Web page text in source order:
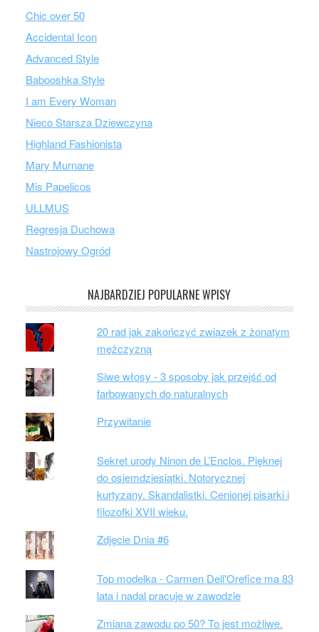
Chic over 50
Accidental Icon
Advanced Style
Babooshka Style
I am Every Woman
Nieco Starsza Dziewczyna
Highland Fashionista
Mary Murnane
Mis Papelicos
ULLMUS
Regresja Duchowa
Nastrojowy Ogród
NAJBARDZIEJ POPULARNE WPISY
20 rad jak zakończyć związek z żonatym
mężczyzną
Siwe włosy - 3 sposoby jak przejść od
farbowanych do naturalnych
Przywitanie
Sekret urody Ninon de L’Enclos. Pięknej
do osiemdziesiątki. Notorycznej
kurtyzany. Skandalistki. Cenionej pisarki i
filozofki XVII wieku.
Zdjęcie Dnia #6
Top modelka - Carmen Dell'Orefice ma 83
lata i nadal pracuje w zawodzie
Zmiana zawodu po 50? To jest możliwe.